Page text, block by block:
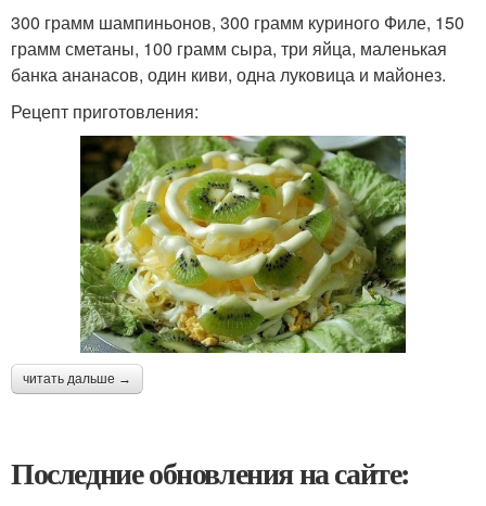
300 грамм шампиньонов, 300 грамм куриного Филе, 150
грамм сметаны, 100 грамм сыра, три яйца, маленькая
банка ананасов, один киви, одна луковица и майонез.
Рецепт приготовления:
читать дальше →
Последние обновления на сайте: